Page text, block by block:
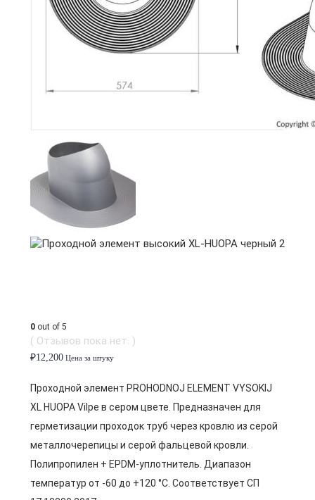
0 out of 5
( Отзывов пока нет. )
₽12,200 Цена за штуку
Проходной элемент PROHODNOJ ELEMENT VYSOKIJ
XL HUOPA Vilpe в сером цвете. Предназначен для
герметизации проходок труб через кровлю из серой
металлочерепицы и серой фальцевой кровли.
Полипропилен + EPDM-уплотнитель. Диапазон
температур от -60 до +120 °C. Соответствует СП